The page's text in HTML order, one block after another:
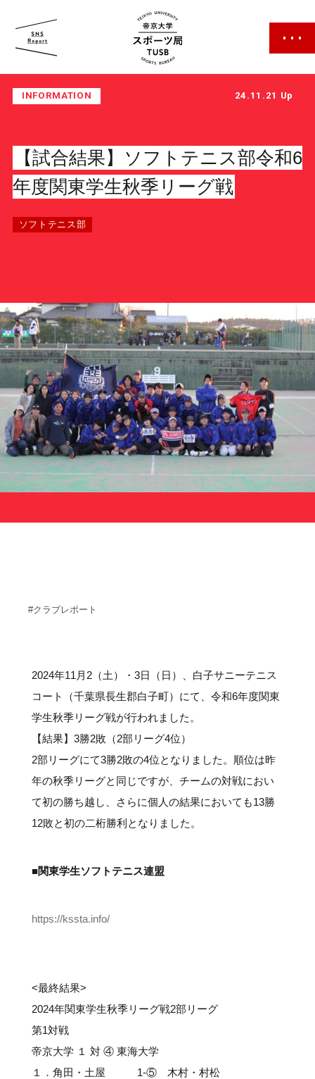
帝京大学 スポーツ局
スポーツ局について
クラブ紹介
サポーターの会カレンダー
お知らせ
サポート情報
運動部支援
お問い合わせ
プライバシーポリシー
#メディア情報 #キャンプ
INFORMATION 24.11.21 Up
【試合結果】ソフトテニス部令和6
年度関東学生秋季リーグ戦
ソフトテニス部
#クラブレポート
2024年11月2（土）・3日（日）、白子サニーテニス
コート（千葉県長生郡白子町）にて、令和6年度関東
学生秋季リーグ戦が行われました。
【結果】3勝2敗（2部リーグ4位）
2部リーグにて3勝2敗の4位となりました。順位は昨
年の秋季リーグと同じですが、チームの対戦におい
て初の勝ち越し、さらに個人の結果においても13勝
12敗と初の二桁勝利となりました。
■関東学生ソフトテニス連盟
https://kssta.info/
<最終結果>
2024年関東学生秋季リーグ戦2部リーグ
第1対戦
帝京大学 １ 対 ④ 東海大学
１．角田・土屋 1-⑤ 木村・村松